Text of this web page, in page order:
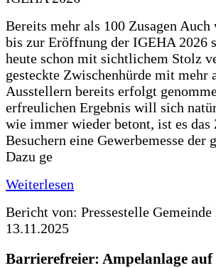
Bereits mehr als 100 Zusagen
bis zur Eröffnung der IGEHA 2026
heute schon mit sichtlichem Stolz
gesteckte Zwischenhürde mit mehr
Ausstellern bereits erfolgt
erfreulichen Ergebnis will sich
wie immer wieder betont, ist es das
Besuchern eine Gewerbemesse der
Dazu ge
Weiterlesen
Bericht von: Pressestelle
13.11.2025
Barrierefreier: Ampelanlage